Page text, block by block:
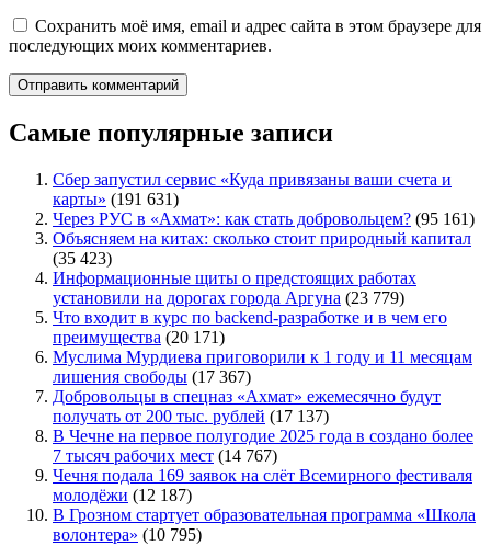
Сохранить моё имя, email и адрес сайта в этом браузере для
последующих моих комментариев.
Самые популярные записи
Сбер запустил сервис «Куда привязаны ваши счета и
карты» (191 631)
Через РУС в «Ахмат»: как стать добровольцем? (95 161)
Объясняем на китах: сколько стоит природный капитал
(35 423)
Информационные щиты о предстоящих работах
установили на дорогах города Аргуна (23 779)
Что входит в курс по backend-разработке и в чем его
преимущества (20 171)
Муслима Мурдиева приговорили к 1 году и 11 месяцам
лишения свободы (17 367)
Добровольцы в спецназ «Ахмат» ежемесячно будут
получать от 200 тыс. рублей (17 137)
В Чечне на первое полугодие 2025 года в создано более
7 тысяч рабочих мест (14 767)
Чечня подала 169 заявок на слёт Всемирного фестиваля
молодёжи (12 187)
В Грозном стартует образовательная программа «Школа
волонтера» (10 795)